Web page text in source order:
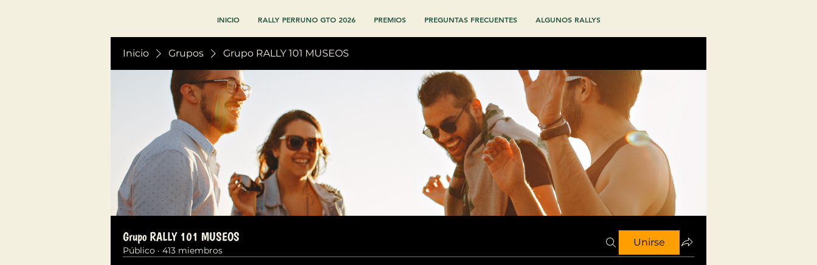
INICIO RALLY PERRUNO GTO 2026 PREMIOS PREGUNTAS FRECUENTES ALGUNOS RALLYS
Inicio Grupos Grupo RALLY 101 MUSEOS
Grupo RALLY 101 MUSEOS
Público · 413 miembros
Unirse